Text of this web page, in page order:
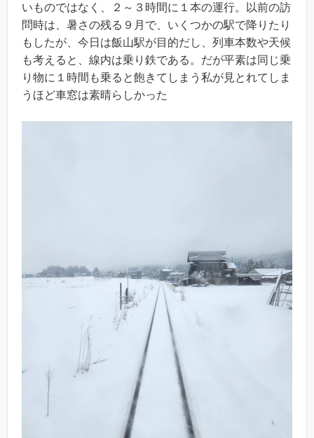
いものではなく、２～３時間に１本の運行。以前の訪
問時は、暑さの残る９月で、いくつかの駅で降りたり
もしたが、今日は飯山駅が目的だし、列車本数や天候
も考えると、線内は乗り鉄である。だが平素は同じ乗
り物に１時間も乗ると飽きてしまう私が見とれてしま
うほど車窓は素晴らしかった